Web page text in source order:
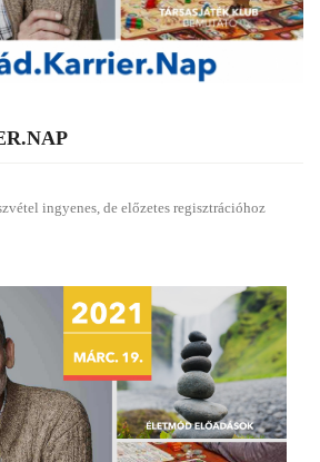
ingyenes, de előzetes regisztrációhoz